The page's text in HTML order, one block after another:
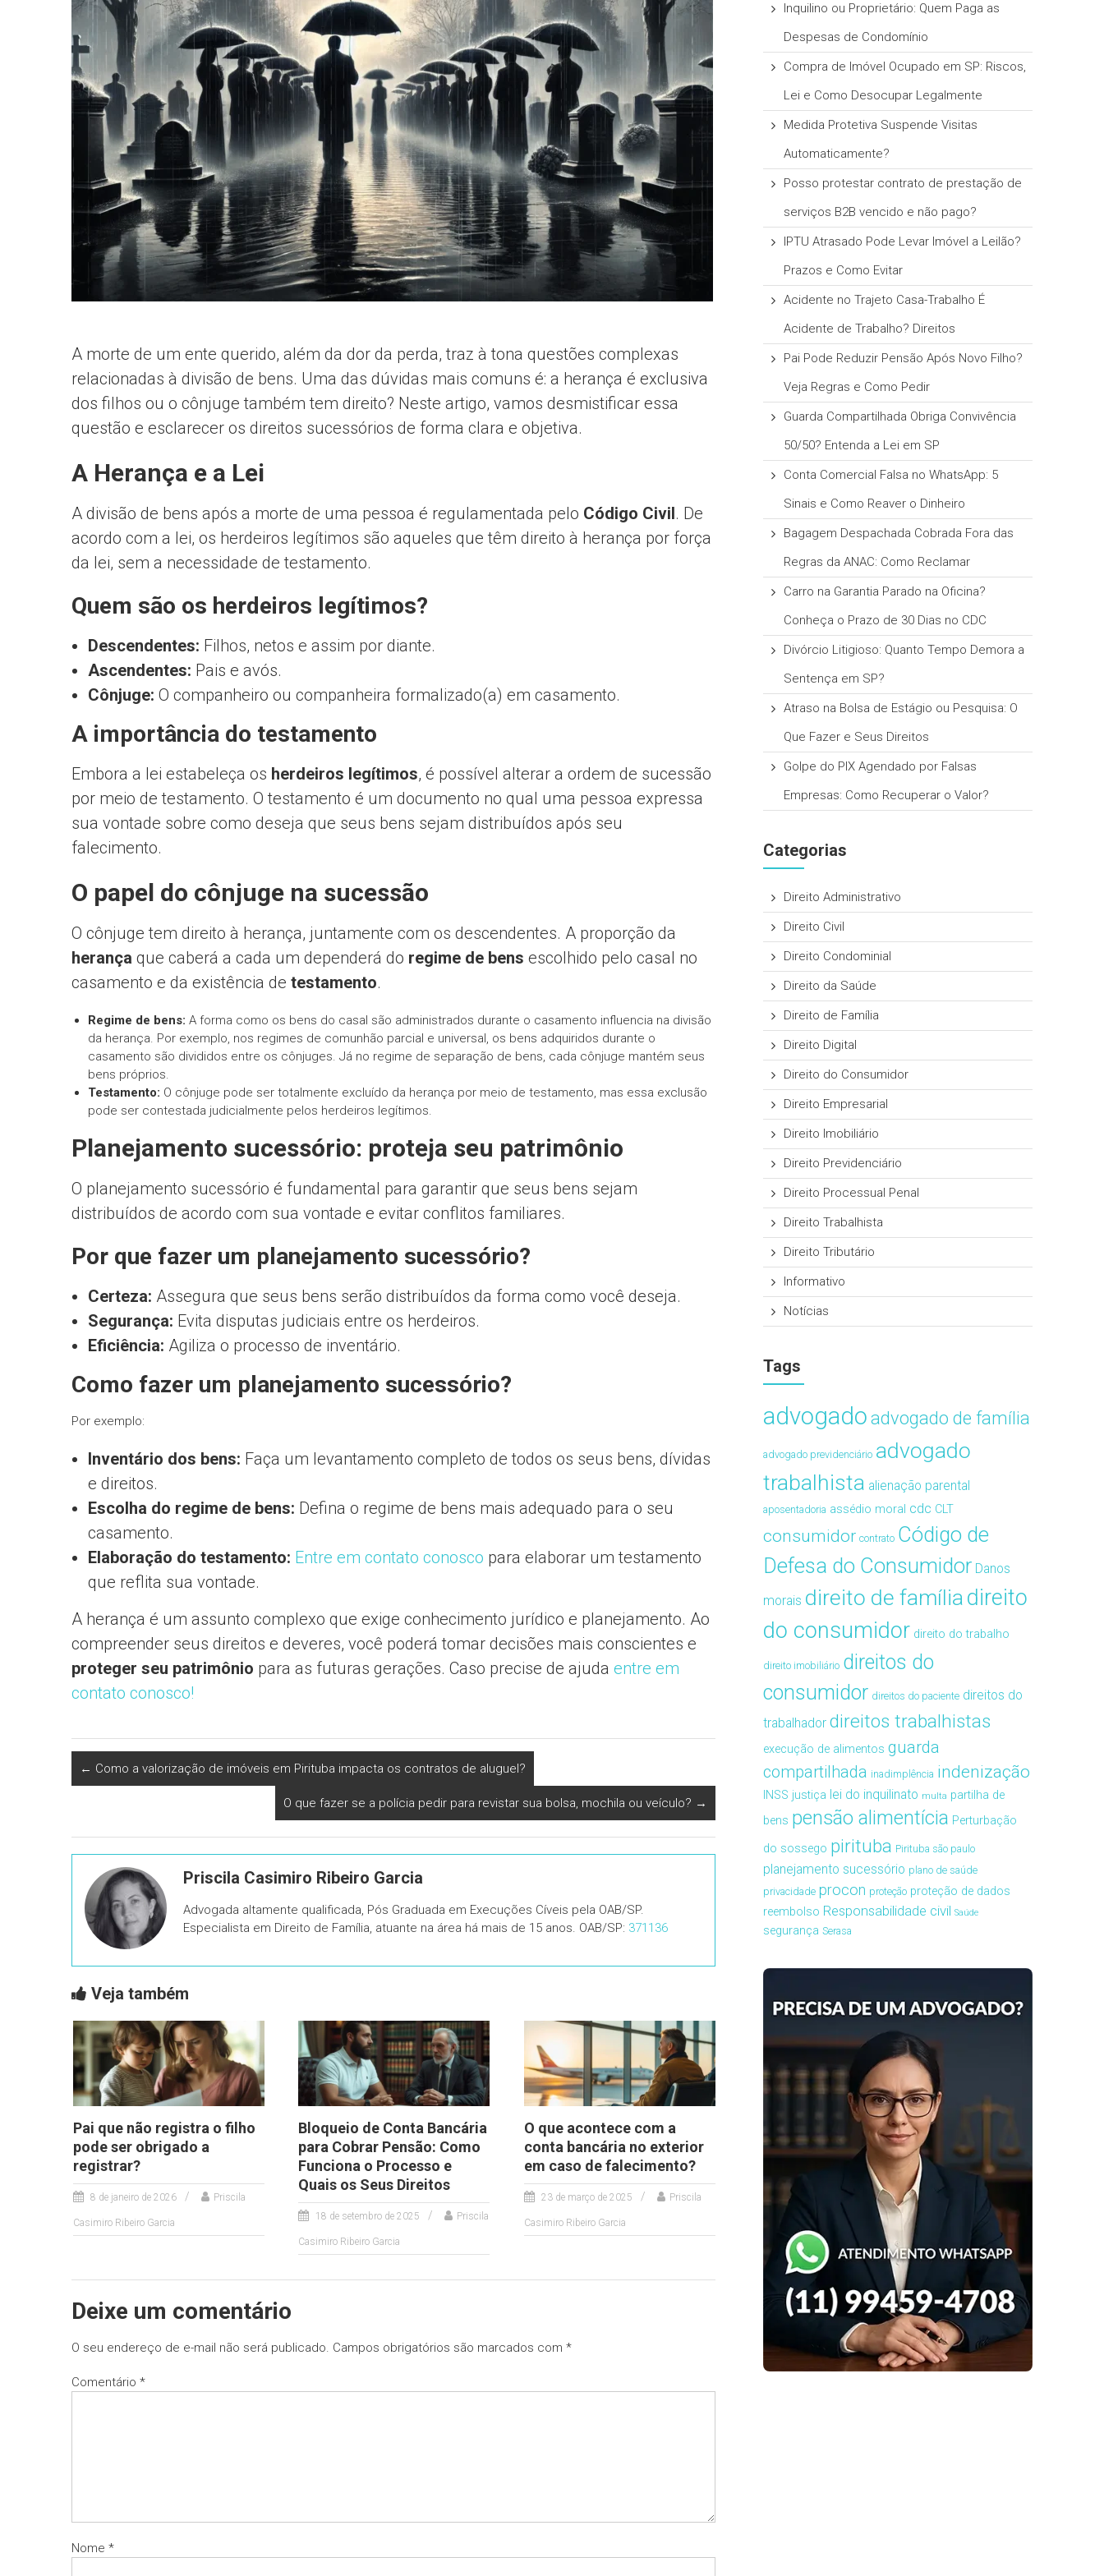
informe-nos
necessidade.
A morte de um ente querido, além da dor da perda, traz à tona questões complexas
relacionadas à divisão de bens. Uma das dúvidas mais comuns é: a herança é exclusiva
dos filhos ou o cônjuge também tem direito? Neste artigo, vamos desmistificar essa
questão e esclarecer os direitos sucessórios de forma clara e objetiva.
A Herança e a Lei
A divisão de bens após a morte de uma pessoa é regulamentada pelo Código Civil. De
acordo com a lei, os herdeiros legítimos são aqueles que têm direito à herança por força
da lei, sem a necessidade de testamento.
Quem são os herdeiros legítimos?
Descendentes: Filhos, netos e assim por diante.
Ascendentes: Pais e avós.
Cônjuge: O companheiro ou companheira formalizado(a) em casamento.
A importância do testamento
Embora a lei estabeleça os herdeiros legítimos, é possível alterar a ordem de sucessão
por meio de testamento. O testamento é um documento no qual uma pessoa expressa
sua vontade sobre como deseja que seus bens sejam distribuídos após seu
falecimento.
O papel do cônjuge na sucessão
O cônjuge tem direito à herança, juntamente com os descendentes. A proporção da
herança que caberá a cada um dependerá do regime de bens escolhido pelo casal no
casamento e da existência de testamento.
Regime de bens: A forma como os bens do casal são administrados durante o casamento influencia na divisão
da herança. Por exemplo, nos regimes de comunhão parcial e universal, os bens adquiridos durante o
casamento são divididos entre os cônjuges. Já no regime de separação de bens, cada cônjuge mantém seus
bens próprios.
Testamento: O cônjuge pode ser totalmente excluído da herança por meio de testamento, mas essa exclusão
pode ser contestada judicialmente pelos herdeiros legítimos.
Planejamento sucessório: proteja seu patrimônio
O planejamento sucessório é fundamental para garantir que seus bens sejam
distribuídos de acordo com sua vontade e evitar conflitos familiares.
Por que fazer um planejamento sucessório?
Certeza: Assegura que seus bens serão distribuídos da forma como você deseja.
Segurança: Evita disputas judiciais entre os herdeiros.
Eficiência: Agiliza o processo de inventário.
Como fazer um planejamento sucessório?
Por exemplo:
Inventário dos bens: Faça um levantamento completo de todos os seus bens, dívidas
e direitos.
Escolha do regime de bens: Defina o regime de bens mais adequado para o seu
casamento.
Elaboração do testamento: Entre em contato conosco para elaborar um testamento
que reflita sua vontade.
A herança é um assunto complexo que exige conhecimento jurídico e planejamento. Ao
compreender seus direitos e deveres, você poderá tomar decisões mais conscientes e
proteger seu patrimônio para as futuras gerações. Caso precise de ajuda entre em
contato conosco!
← Como a valorização de imóveis em Pirituba impacta os contratos de aluguel?
O que fazer se a polícia pedir para revistar sua bolsa, mochila ou veículo? →
Priscila Casimiro Ribeiro Garcia
Advogada altamente qualificada, Pós Graduada em Execuções Cíveis pela OAB/SP.
Especialista em Direito de Família, atuante na área há mais de 15 anos. OAB/SP: 371136
Veja também
Pai que não registra o filho
pode ser obrigado a
registrar?
8 de janeiro de 2026 Priscila
Casimiro Ribeiro Garcia
Bloqueio de Conta Bancária
para Cobrar Pensão: Como
Funciona o Processo e
Quais os Seus Direitos
18 de setembro de 2025 Priscila
Casimiro Ribeiro Garcia
O que acontece com a
conta bancária no exterior
em caso de falecimento?
23 de março de 2025 Priscila
Casimiro Ribeiro Garcia
Deixe um comentário
O seu endereço de e-mail não será publicado. Campos obrigatórios são marcados com *
Comentário *
Nome *
Inquilino ou Proprietário: Quem Paga as
Despesas de Condomínio
Compra de Imóvel Ocupado em SP: Riscos,
Lei e Como Desocupar Legalmente
Medida Protetiva Suspende Visitas
Automaticamente?
Posso protestar contrato de prestação de
serviços B2B vencido e não pago?
IPTU Atrasado Pode Levar Imóvel a Leilão?
Prazos e Como Evitar
Acidente no Trajeto Casa-Trabalho É
Acidente de Trabalho? Direitos
Pai Pode Reduzir Pensão Após Novo Filho?
Veja Regras e Como Pedir
Guarda Compartilhada Obriga Convivência
50/50? Entenda a Lei em SP
Conta Comercial Falsa no WhatsApp: 5
Sinais e Como Reaver o Dinheiro
Bagagem Despachada Cobrada Fora das
Regras da ANAC: Como Reclamar
Carro na Garantia Parado na Oficina?
Conheça o Prazo de 30 Dias no CDC
Divórcio Litigioso: Quanto Tempo Demora a
Sentença em SP?
Atraso na Bolsa de Estágio ou Pesquisa: O
Que Fazer e Seus Direitos
Golpe do PIX Agendado por Falsas
Empresas: Como Recuperar o Valor?
Categorias
Direito Administrativo
Direito Civil
Direito Condominial
Direito da Saúde
Direito de Família
Direito Digital
Direito do Consumidor
Direito Empresarial
Direito Imobiliário
Direito Previdenciário
Direito Processual Penal
Direito Trabalhista
Direito Tributário
Informativo
Notícias
Tags
advogado advogado de família
advogado previdenciário advogado
trabalhista alienação parental
aposentadoria assédio moral cdc CLT
consumidor contrato Código de
Defesa do Consumidor Danos
morais direito de famíliadireito
do consumidor direito do trabalho
direito imobiliário direitos do
consumidor direitos do paciente direitos do
trabalhador direitos trabalhistas
execução de alimentos guarda
compartilhada inadimplência indenização
INSS justiça lei do inquilinato multa partilha de
bens pensão alimentícia Perturbação
do sossego pirituba Pirituba são paulo
planejamento sucessório plano de saúde
privacidade procon proteção proteção de dados
reembolso Responsabilidade civil Saúde
segurança Serasa